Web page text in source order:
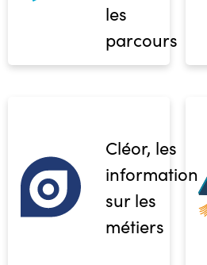
les
parcours
Cléor, les
informations
sur les
métiers